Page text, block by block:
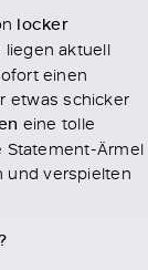
locker
liegen aktuell
einen
etwas schicker
eine tolle
Statement-Ärmel
und verspielten